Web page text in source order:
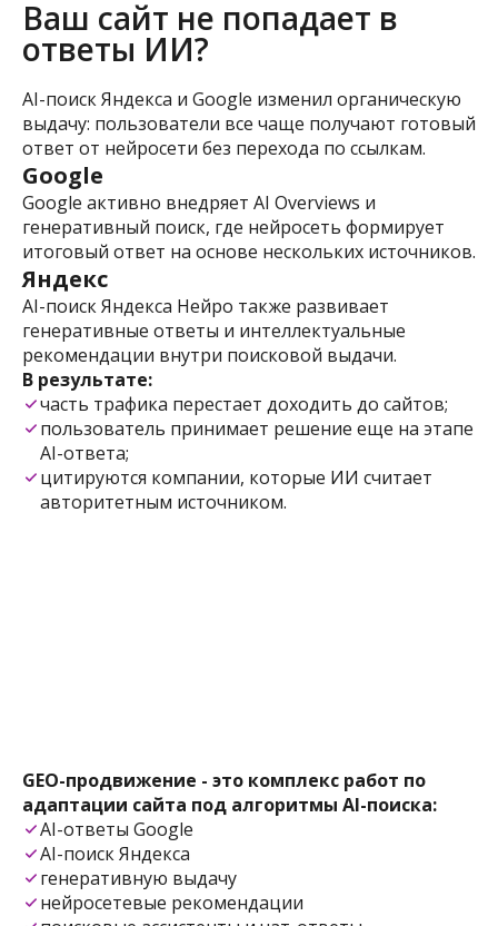
Ваш сайт не попадает в
ответы ИИ?
AI-поиск Яндекса и Google изменил органическую
выдачу: пользователи все чаще получают готовый
ответ от нейросети без перехода по ссылкам.
Google
Google активно внедряет AI Overviews и
генеративный поиск, где нейросеть формирует
итоговый ответ на основе нескольких источников.
Яндекс
AI-поиск Яндекса Нейро также развивает
генеративные ответы и интеллектуальные
рекомендации внутри поисковой выдачи.
В результате:
часть трафика перестает доходить до сайтов;
пользователь принимает решение еще на этапе
AI-ответа;
цитируются компании, которые ИИ считает
авторитетным источником.
GEO-продвижение - это комплекс работ по
адаптации сайта под алгоритмы AI-поиска:
AI-ответы Google
AI-поиск Яндекса
генеративную выдачу
нейросетевые рекомендации